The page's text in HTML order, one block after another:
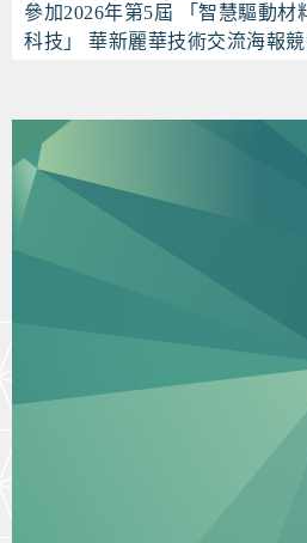
參加2026年第5屆 「智慧驅動材
科技」 華新麗華技術交流海報競